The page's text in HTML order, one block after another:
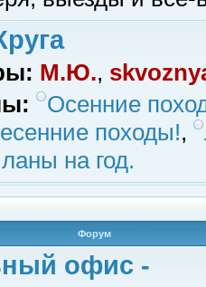
М.Ю.,
Осенние
походы!,
на год.
Форум
офис -